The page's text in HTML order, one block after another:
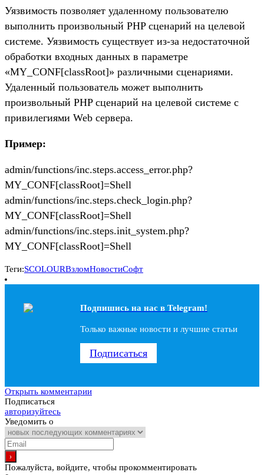
Уязвимость позволяет удаленному пользователю
выполнить произвольный PHP сценарий на целевой
системе. Уязвимость существует из-за недостаточной
обработки входных данных в параметре
«MY_CONF[classRoot]» различными сценариями.
Удаленный пользователь может выполнить
произвольный PHP сценарий на целевой системе с
привилегиями Web сервера.
Пример:
admin/functions/inc.steps.access_error.php?
MY_CONF[classRoot]=Shell
admin/functions/inc.steps.check_login.php?
MY_CONF[classRoot]=Shell
admin/functions/inc.steps.init_system.php?
MY_CONF[classRoot]=Shell
Теги:SCOLOURВзломНовостиСофт
Подпишись на наc в Telegram!
Только важные новости и лучшие статьи
Подписаться
Открыть комментарии
Подписаться
авторизуйтесь
Уведомить о
Пожалуйста, войдите, чтобы прокомментировать